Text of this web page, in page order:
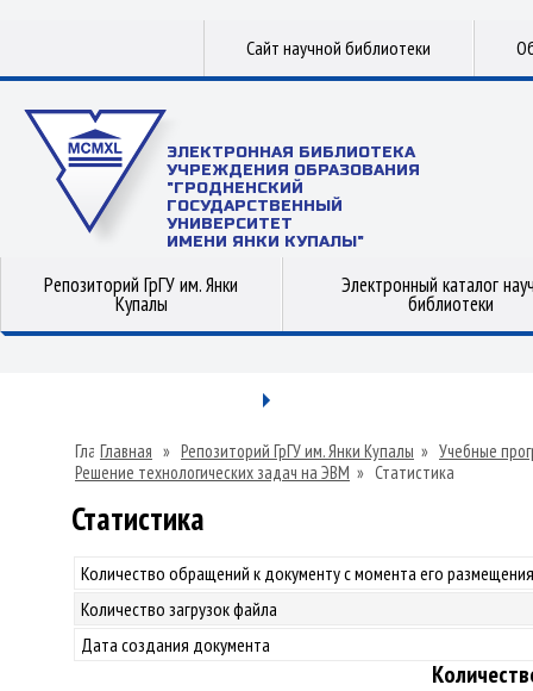
Сайт научной библиотеки
ЭЛЕКТРОННАЯ БИБЛИОТЕКА
УЧРЕЖДЕНИЯ ОБРАЗОВАНИЯ
"ГРОДНЕНСКИЙ
ГОСУДАРСТВЕННЫЙ
УНИВЕРСИТЕТ
ИМЕНИ ЯНКИ КУПАЛЫ"
Репозиторий ГрГУ им. Янки
Купалы
Электронный каталог
библиотеки
Главная » Репозиторий ГрГУ им. Янки Купалы » Учебные
Решение технологических задач на ЭВМ » Статистика
Статистика
Количество обращений к документу с момента его
Количество загрузок файла
Дата создания документа